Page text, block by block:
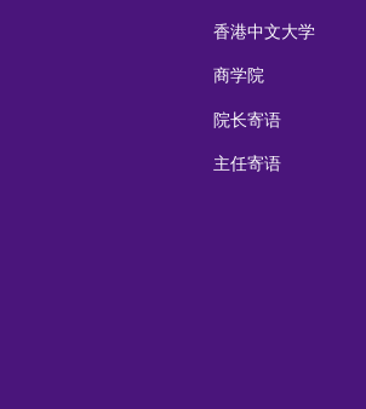
香港中文大学
商学院
院长寄语
主任寄语